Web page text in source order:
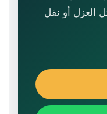
العزل أو نقل